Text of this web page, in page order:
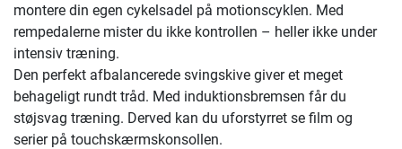
montere din egen cykelsadel på motionscyklen. Med
rempedalerne mister du ikke kontrollen – heller ikke under
intensiv træning.
Den perfekt afbalancerede svingskive giver et meget
behageligt rundt tråd. Med induktionsbremsen får du
støjsvag træning. Derved kan du uforstyrret se film og
serier på touchskærmskonsollen.